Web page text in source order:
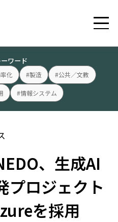
ワード
化 #製造 #公共／文教
#情報システム
、生成AI
プロジェクト
を採用